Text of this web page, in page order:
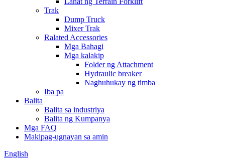
Trak
Dump Truck
Mixer Trak
Ralated Accessories
Mga Bahagi
Mga kalakip
Folder ng Attachment
Hydraulic breaker
Naghuhukay ng timba
Iba pa
Balita
Balita sa industriya
Balita ng Kumpanya
Mga FAQ
Makipag-ugnayan sa amin
English